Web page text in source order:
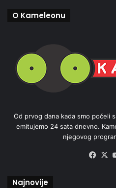
O Kameleonu
Od prvog dana kada smo počeli
emitujemo 24 sata dnevno.
njegovog
Najnovije